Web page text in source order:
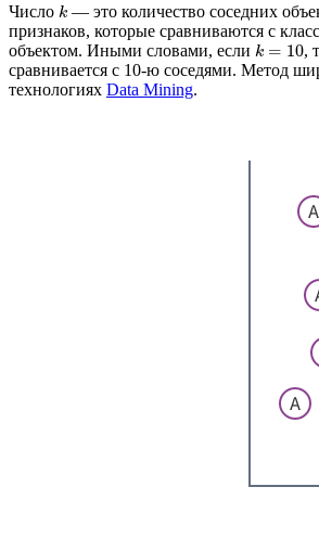
Число k — это количество соседних
признаков, которые сравниваются с
объектом. Иными словами, если k = 10,
сравнивается с 10-ю соседями. Метод
технологиях Data Mining.